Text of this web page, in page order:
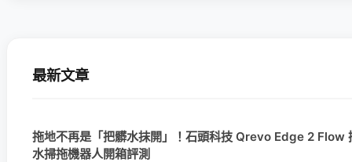
最新文章
拖地不再是「把髒水抹開」！石頭科技 Qrevo Edge 2 Flow
水掃拖機器人開箱評測